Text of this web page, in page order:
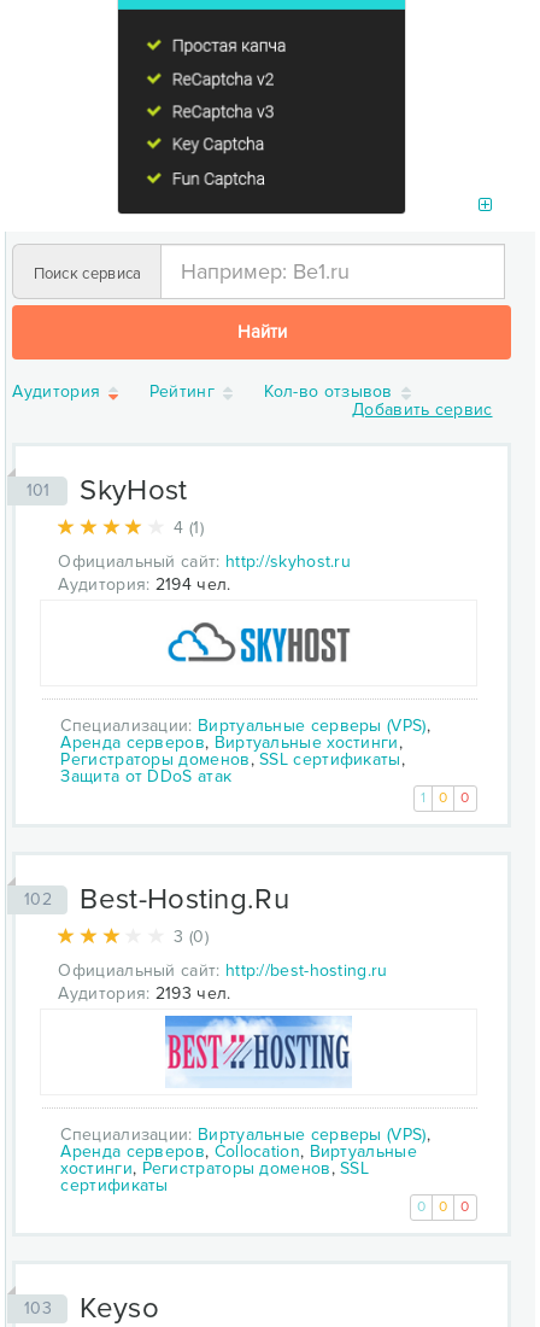
Поиск сервиса
Найти
Аудитория Рейтинг
Кол-во отзывов
Добавить сервис
101 SkyHost
4 (1)
Официальный сайт: http://skyhost.ru
Аудитория: 2194 чел.
Специализации: Виртуальные серверы (VPS),
Аренда серверов, Виртуальные хостинги,
Регистраторы доменов,SSL сертификаты,
Защита от DDoS атак
1 0 0
102 Best-Hosting.Ru
3 (0)
Официальный сайт: http://best-hosting.ru
Аудитория: 2193 чел.
Специализации: Виртуальные серверы (VPS),
Аренда серверов, Collocation, Виртуальные
хостинги, Регистраторы доменов,SSL
сертификаты
0 0 0
103 Keyso